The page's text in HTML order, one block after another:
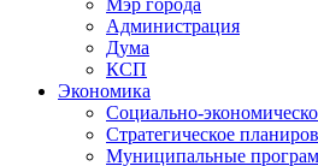
Мэр города
Администрация
Дума
КСП
Экономика
Социально-
Стратегическое
Муниципальные